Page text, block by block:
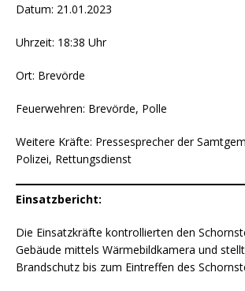
Datum: 21.01.2023
Uhrzeit: 18:38 Uhr
Ort: Brevörde
Feuerwehren: Brevörde, Polle
Weitere Kräfte: Pressesprecher der
Polizei, Rettungsdienst
Einsatzbericht:
Die Einsatzkräfte kontrollierten den
Gebäude mittels Wärmebildkamera und
Brandschutz bis zum Eintreffen des